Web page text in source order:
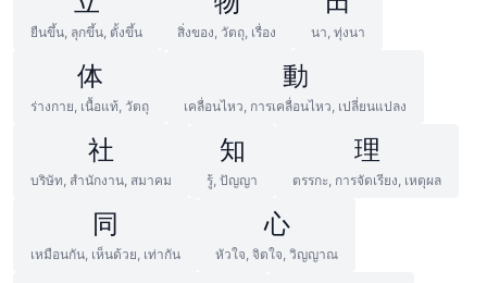
ยืนขึ้น, ลุกขึ้น, ตั้งขึ้น สิ่งของ, วัตถุ, เรื่อง นา, ทุ่งนา
体
ร่างกาย, เนื้อแท้, วัตถุ
動
เคลื่อนไหว, การเคลื่อนไหว, เปลี่ยนแปลง
社
บริษัท, สำนักงาน, สมาคม
知
รู้, ปัญญา
理
ตรรกะ, การจัดเรียง, เหตุผล
同
เหมือนกัน, เห็นด้วย, เท่ากัน
心
หัวใจ, จิตใจ, วิญญาณ